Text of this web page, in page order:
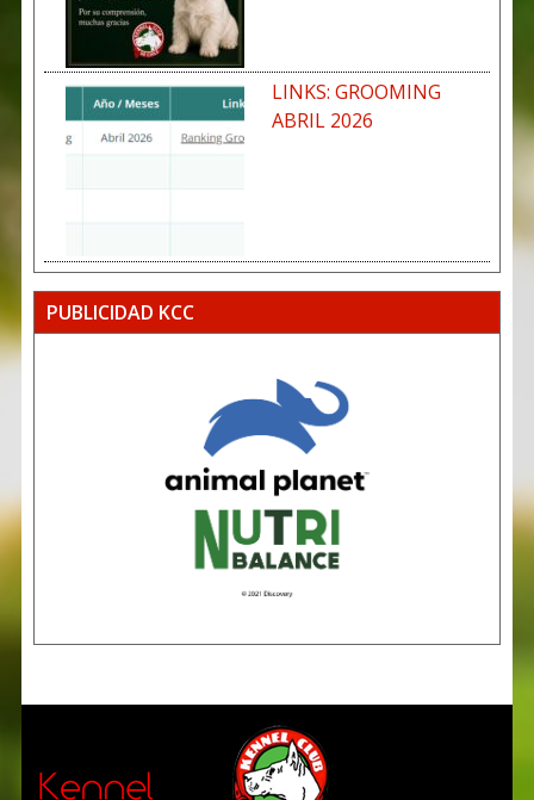
LINKS: GROOMING
ABRIL 2026
PUBLICIDAD KCC